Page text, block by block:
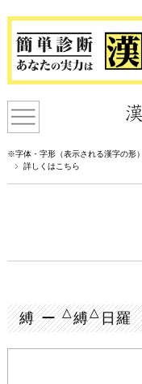
※字体・字形（表示される漢字の形
詳しくはこちら
縛 ー△縛△日羅